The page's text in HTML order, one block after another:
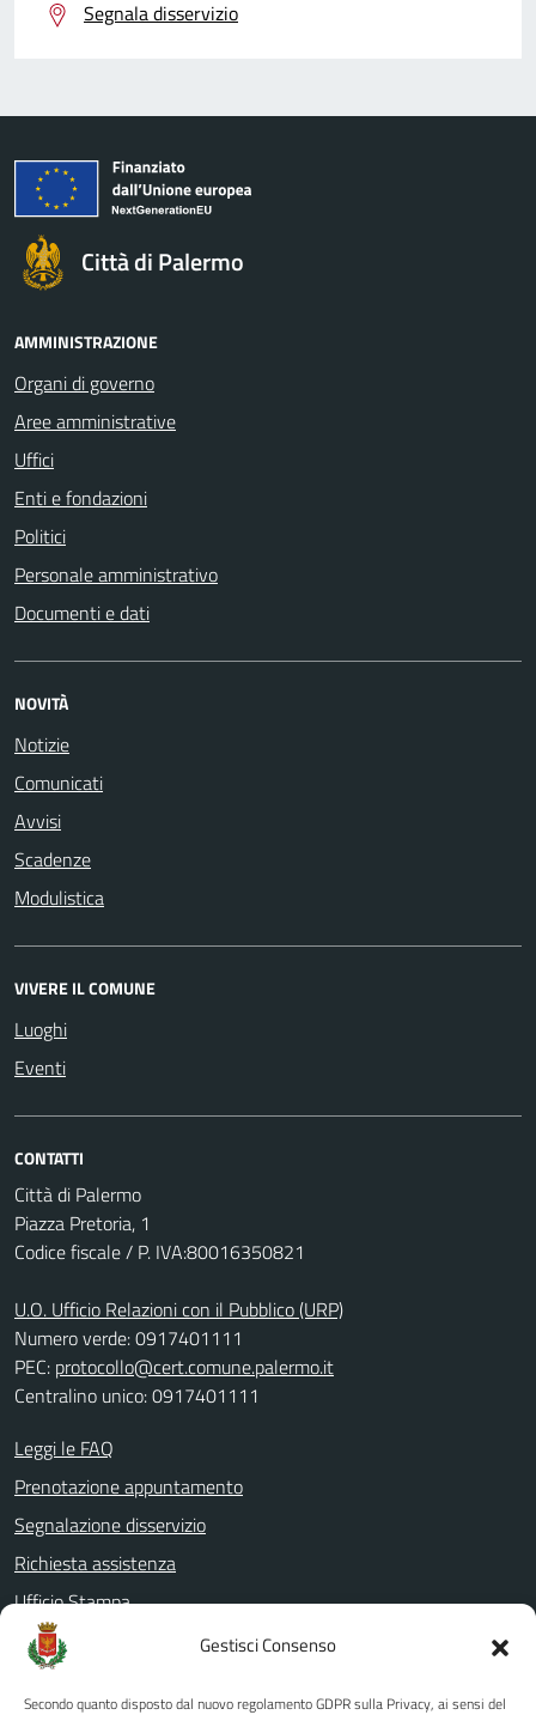
Gestisci Consenso
Secondo quanto disposto dal nuovo regolamento GDPR sulla Privacy, ai sensi del
Segnala disservizio
Città di Palermo
AMMINISTRAZIONE
Organi di governo
Aree amministrative
Uffici
Enti e fondazioni
Politici
Personale amministrativo
Documenti e dati
NOVITÀ
Notizie
Comunicati
Avvisi
Scadenze
Modulistica
VIVERE IL COMUNE
Luoghi
Eventi
CONTATTI
Città di Palermo
Piazza Pretoria, 1
Codice fiscale / P. IVA:80016350821
U.O. Ufficio Relazioni con il Pubblico (URP)
Numero verde: 0917401111
PEC: protocollo@cert.comune.palermo.it
Centralino unico: 0917401111
Leggi le FAQ
Prenotazione appuntamento
Segnalazione disservizio
Richiesta assistenza
Ufficio Stampa
Amministrazione Trasparente
Albo pretorio